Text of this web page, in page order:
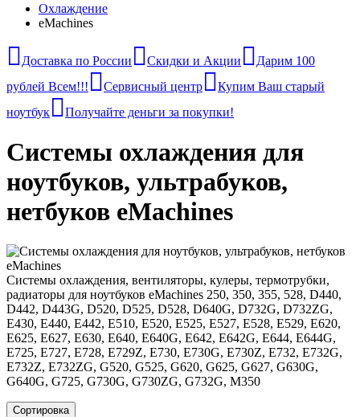
Охлаждение
eMachines
Доставка по России Скидки и Акции
Дарим 100
рублей Всем!!!
Сервисный центр
Купим Ваш старый
ноутбук
Получайте деньги за покупки!
Системы охлаждения для
ноутбуков, ультрабуков,
нетбуков eMachines
Системы охлаждения, вентиляторы, кулеры, термотрубки,
радиаторы для ноутбуков eMachines 250, 350, 355, 528, D440,
D442, D443G, D520, D525, D528, D640G, D732G, D732ZG,
E430, E440, E442, E510, E520, E525, E527, E528, E529, E620,
E625, E627, E630, E640, E640G, E642, E642G, E644, E644G,
E725, E727, E728, E729Z, E730, E730G, E730Z, E732, E732G,
E732Z, E732ZG, G520, G525, G620, G625, G627, G630G,
G640G, G725, G730G, G730ZG, G732G, M350
Сортировка